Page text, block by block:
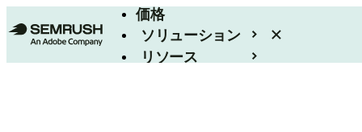
価格
ソリューション
リソース